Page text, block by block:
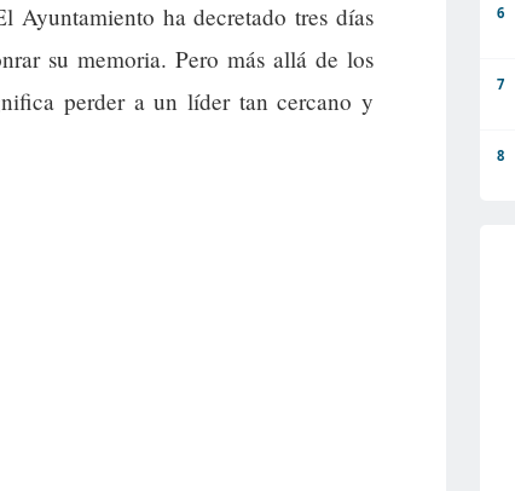
Ayuntamiento ha decretado tres días
su memoria. Pero más allá de los
perder a un líder tan cercano y
6
7
8